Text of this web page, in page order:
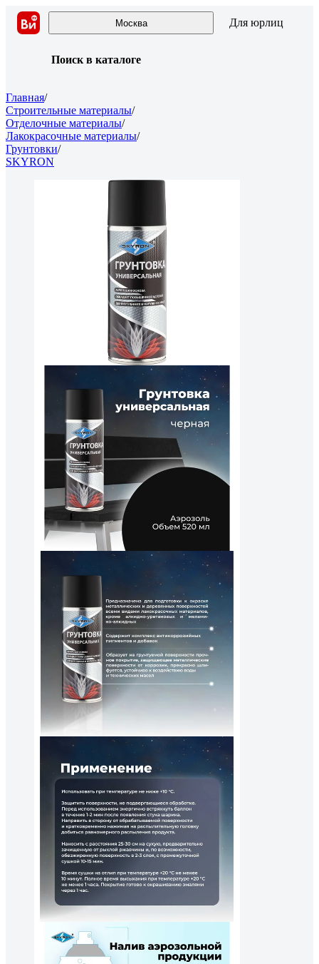
Москва Для юрлиц
Поиск в каталоге
Главная/
Строительные материалы/
Отделочные материалы/
Лакокрасочные материалы/
Грунтовки/
SKYRON